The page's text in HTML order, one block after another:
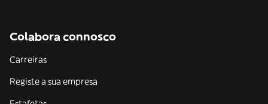
Colabora connosco
Carreiras
Registe a sua empresa